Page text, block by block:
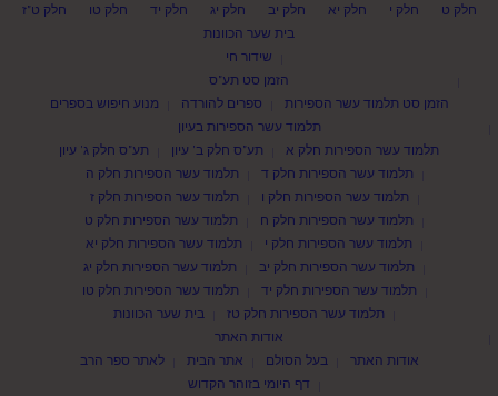
חלק ט
חלק י חלק יא חלק יב חלק יג חלק יד חלק טו
חלק ט"ז
בית שער הכוונות
שידור חי
הזמן סט תע"ס
הזמן סט תלמוד עשר הספירות
ספרים להורדה
מנוע חיפוש בספרים
תלמוד עשר הספירות בעיון
תלמוד עשר הספירות חלק א
תע"ס חלק ב' עיון
תע"ס חלק ג' עיון
תלמוד עשר הספירות חלק ד
תלמוד עשר הספירות חלק ה
תלמוד עשר הספירות חלק ו
תלמוד עשר הספירות חלק ז
תלמוד עשר הספירות חלק ח
תלמוד עשר הספירות חלק ט
תלמוד עשר הספירות חלק י
תלמוד עשר הספירות חלק יא
תלמוד עשר הספירות חלק יב
תלמוד עשר הספירות חלק יג
תלמוד עשר הספירות חלק יד
תלמוד עשר הספירות חלק טו
תלמוד עשר הספירות חלק טז
בית שער הכוונות
אודות האתר
אודות האתר
בעל הסולם אתר הבית
לאתר ספר הרב
דף היומי בזוהר הקדוש